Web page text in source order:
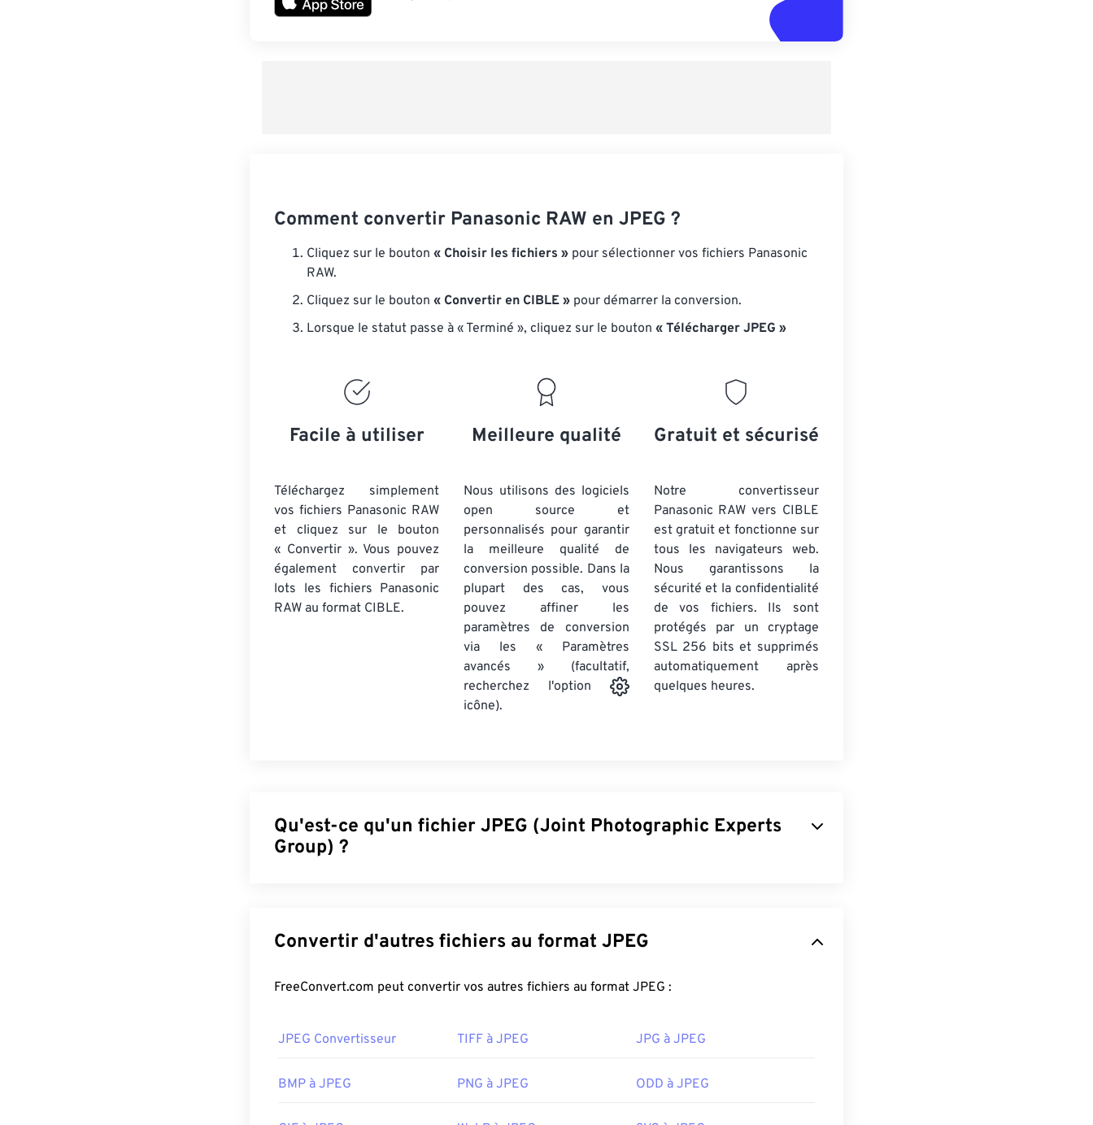
Comment convertir Panasonic RAW en JPEG ?
Cliquez sur le bouton « Choisir les fichiers » pour sélectionner vos fichiers Panasonic
RAW.
Cliquez sur le bouton « Convertir en CIBLE » pour démarrer la conversion.
Lorsque le statut passe à « Terminé », cliquez sur le bouton « Télécharger JPEG »
Facile à utiliser
Téléchargez simplement
vos fichiers Panasonic RAW
et cliquez sur le bouton
« Convertir ». Vous pouvez
également convertir par
lots les fichiers Panasonic
RAW au format CIBLE.
Meilleure qualité
Nous utilisons des logiciels
open source et
personnalisés pour garantir
la meilleure qualité de
conversion possible. Dans la
plupart des cas, vous
pouvez affiner les
paramètres de conversion
via les « Paramètres
avancés » (facultatif,
recherchez l'option
icône).
Gratuit et sécurisé
Notre convertisseur
Panasonic RAW vers CIBLE
est gratuit et fonctionne sur
tous les navigateurs web.
Nous garantissons la
sécurité et la confidentialité
de vos fichiers. Ils sont
protégés par un cryptage
SSL 256 bits et supprimés
automatiquement après
quelques heures.
Qu'est-ce qu'un fichier JPEG (Joint Photographic Experts
Group) ?
qu'offre le JPEG explique sa large utilisation. De ce fait, leur taille relativement petite en fait
un excellent format pour le transport sur Internet et l'utilisation sur des sites web. Notre outil
Presque tous les programmes et applications de visualisation d'images reconnaissent et
Convertir d'autres fichiers au format JPEG
FreeConvert.com peut convertir vos autres fichiers au format JPEG :
JPEG Convertisseur TIFF à JPEG JPG à JPEG
BMP à JPEG PNG à JPEG ODD à JPEG